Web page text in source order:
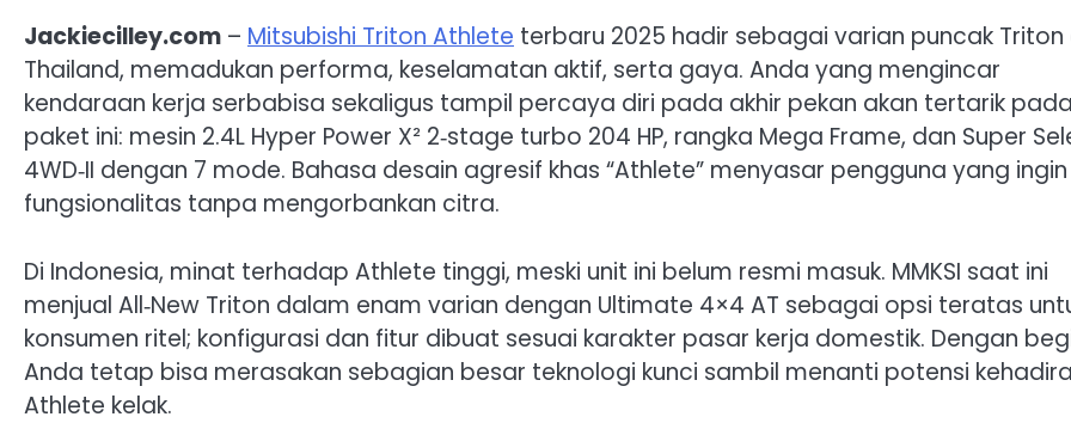
Jackiecilley.com – Mitsubishi Triton Athlete terbaru 2025 hadir sebagai varian puncak Triton
Thailand, memadukan performa, keselamatan aktif, serta gaya. Anda yang mengincar
kendaraan kerja serbabisa sekaligus tampil percaya diri pada akhir pekan akan tertarik pada
paket ini: mesin 2.4L Hyper Power X² 2‑stage turbo 204 HP, rangka Mega Frame, dan Super
4WD‑II dengan 7 mode. Bahasa desain agresif khas “Athlete” menyasar pengguna yang ingin
fungsionalitas tanpa mengorbankan citra.
Di Indonesia, minat terhadap Athlete tinggi, meski unit ini belum resmi masuk. MMKSI saat ini
menjual All‑New Triton dalam enam varian dengan Ultimate 4×4 AT sebagai opsi teratas
konsumen ritel; konfigurasi dan fitur dibuat sesuai karakter pasar kerja domestik. Dengan
Anda tetap bisa merasakan sebagian besar teknologi kunci sambil menanti potensi
Athlete kelak.